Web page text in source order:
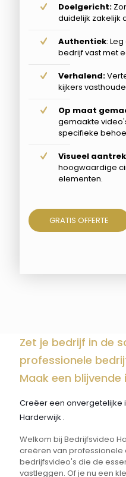
Doelgericht:
duidelijk zakelijk
Authentiek:
bedrijf vast met
Verhalend:
kijkers
Op maat
gemaakte
specifieke
Visueel
hoogwaardige
elementen.
GRATIS OFFERTE
Zet je bedrijf in de
professionele
Maak een
Creëer een onvergetelijke
Harderwijk .
Welkom bij Bedrijfsvideo
creëren van professionele
bedrijfsvideo's die de
vastleggen. Of je nu een